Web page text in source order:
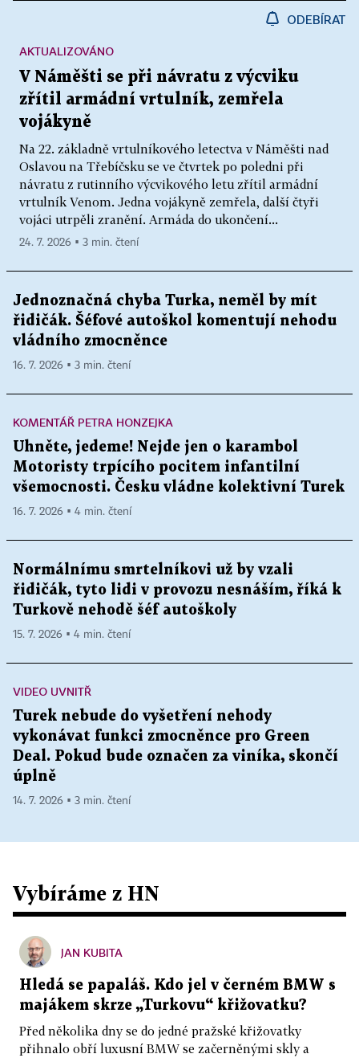
ODEBÍRAT
V Náměšti se při návratu z výcviku
zřítil armádní vrtulník, zemřela
vojákyně
Na 22. základně vrtulníkového letectva v Náměšti nad
Oslavou na Třebíčsku se ve čtvrtek po poledni při
návratu z rutinního výcvikového letu zřítil armádní
vrtulník Venom. Jedna vojákyně zemřela, další čtyři
vojáci utrpěli zranění. Armáda do ukončení...
AKTUALIZOVÁNO
24. 7. 2026 ▪ 3 min. čtení
Jednoznačná chyba Turka, neměl by mít
řidičák. Šéfové autoškol komentují nehodu
vládního zmocněnce
16. 7. 2026 ▪ 3 min. čtení
KOMENTÁŘ PETRA HONZEJKA
Uhněte, jedeme! Nejde jen o karambol
Motoristy trpícího pocitem infantilní
všemocnosti. Česku vládne kolektivní Turek
16. 7. 2026 ▪ 4 min. čtení
Normálnímu smrtelníkovi už by vzali
řidičák, tyto lidi v provozu nesnáším, říká k
Turkově nehodě šéf autoškoly
15. 7. 2026 ▪ 4 min. čtení
VIDEO UVNITŘ
Turek nebude do vyšetření nehody
vykonávat funkci zmocněnce pro Green
Deal. Pokud bude označen za viníka, skončí
úplně
14. 7. 2026 ▪ 3 min. čtení
Vybíráme z HN
JAN KUBITA
Hledá se papaláš. Kdo jel v černém BMW s
majákem skrze „Turkovu“ křižovatku?
Před několika dny se do jedné pražské křižovatky
přihnalo obří luxusní BMW se začerněnými skly a